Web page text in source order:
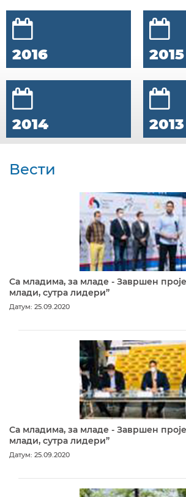
2016 2015
2014 2013
Вести
Са младима, за младе - Завршен
млади, сутра лидери”
Датум: 25.09.2020
Са младима, за младе - Завршен
млади, сутра лидери”
Датум: 25.09.2020